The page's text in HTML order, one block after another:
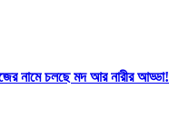
নামে চলছে মদ আর নারীর আড্ডা!